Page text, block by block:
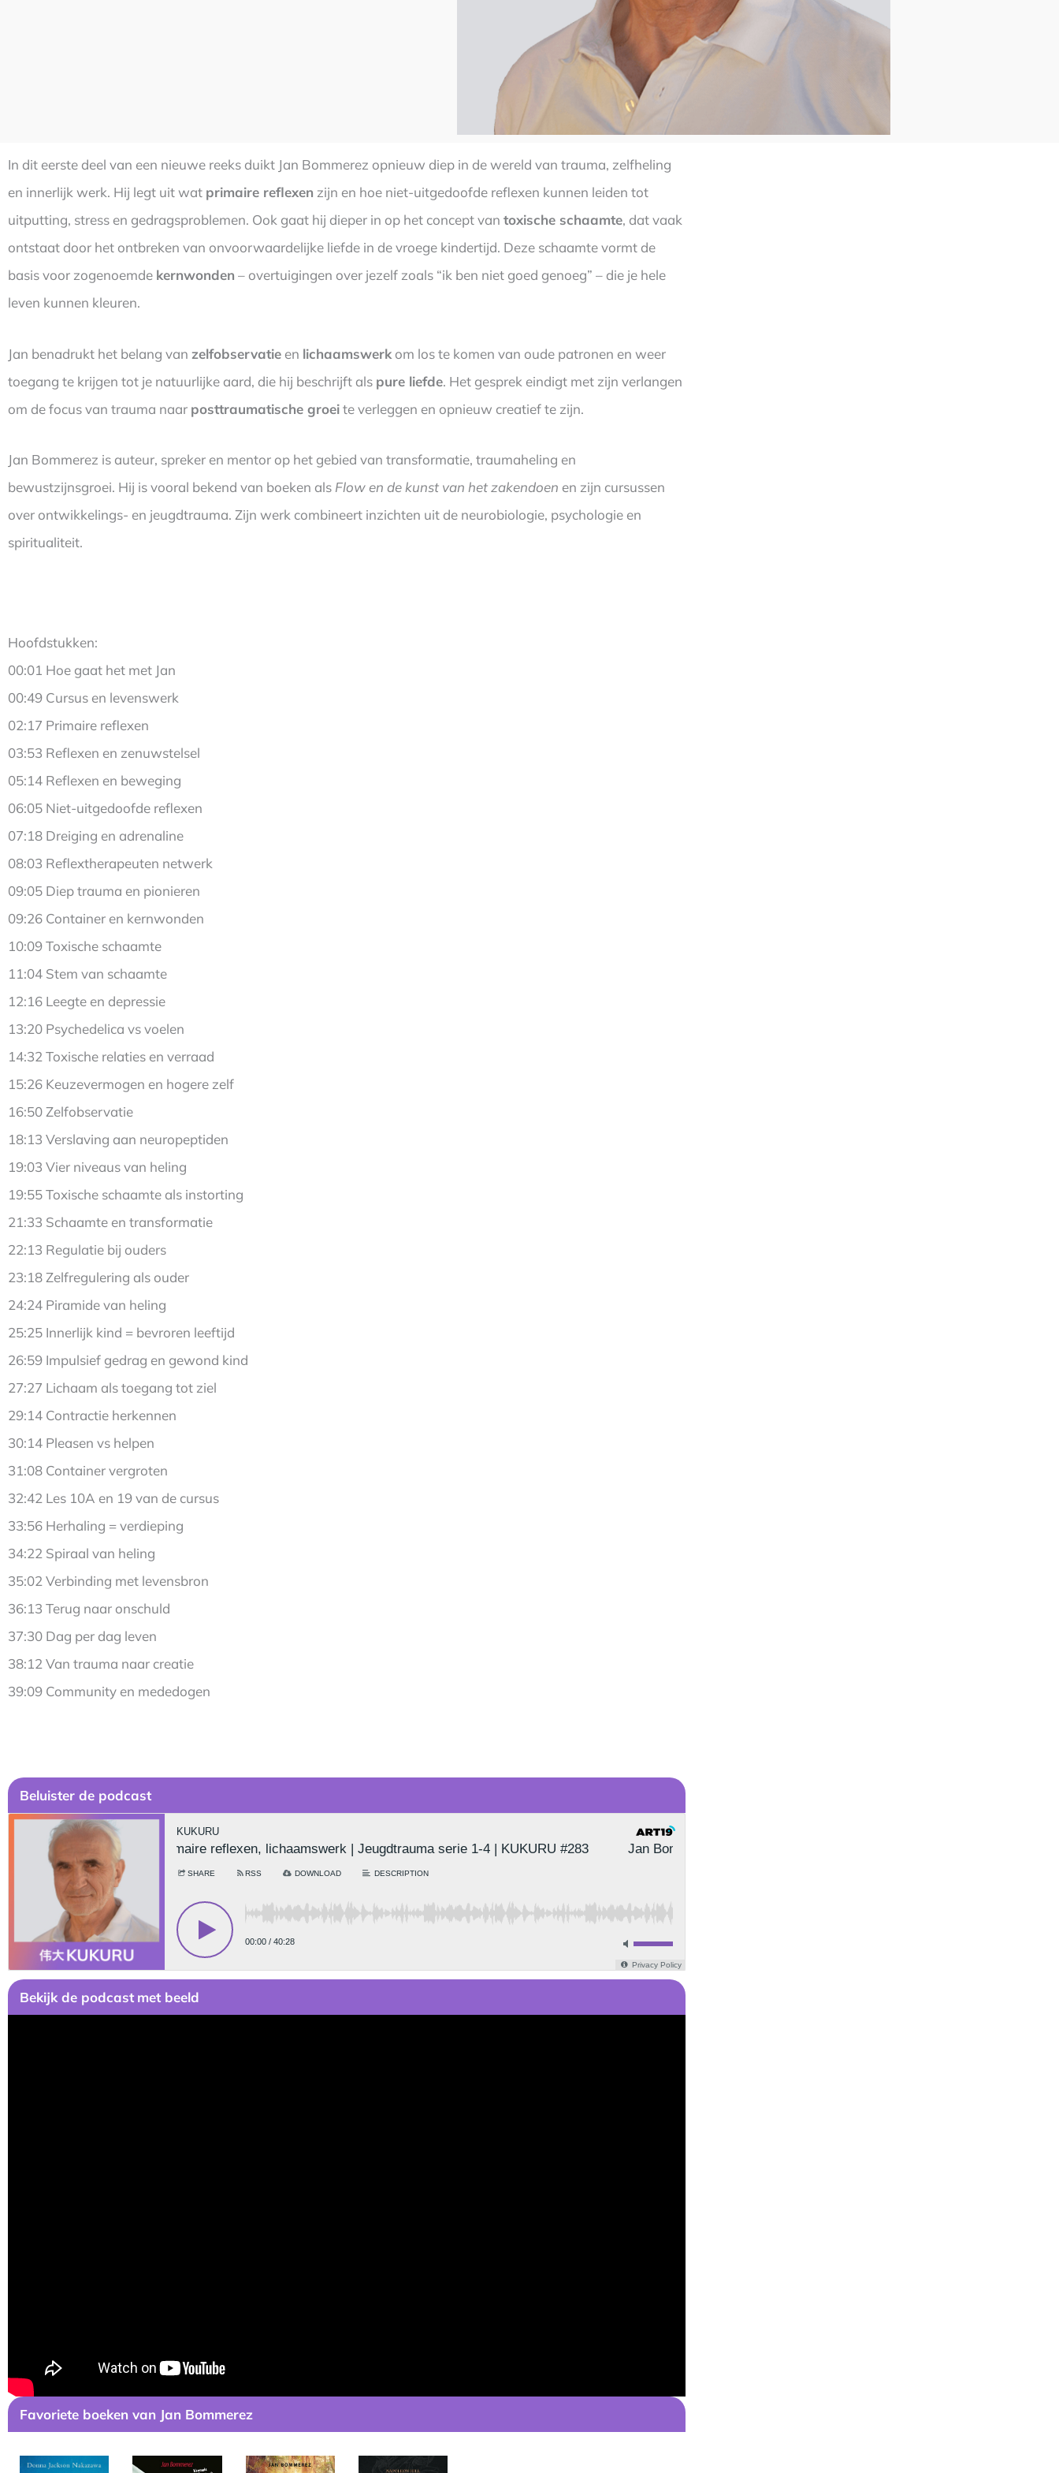
In dit eerste deel van een nieuwe reeks duikt Jan Bommerez opnieuw diep in de wereld van trauma, zelfheling
en innerlijk werk. Hij legt uit wat primaire reflexen zijn en hoe niet-uitgedoofde reflexen kunnen leiden tot
uitputting, stress en gedragsproblemen. Ook gaat hij dieper in op het concept van toxische schaamte, dat vaak
ontstaat door het ontbreken van onvoorwaardelijke liefde in de vroege kindertijd. Deze schaamte vormt de
basis voor zogenoemde kernwonden – overtuigingen over jezelf zoals “ik ben niet goed genoeg” – die je hele
leven kunnen kleuren.
Jan benadrukt het belang van zelfobservatie en lichaamswerk om los te komen van oude patronen en weer
toegang te krijgen tot je natuurlijke aard, die hij beschrijft als pure liefde. Het gesprek eindigt met zijn verlangen
om de focus van trauma naar posttraumatische groeite verleggen en opnieuw creatief te zijn.
Jan Bommerez is auteur, spreker en mentor op het gebied van transformatie, traumaheling en
bewustzijnsgroei. Hij is vooral bekend van boeken als Flow en de kunst van het zakendoen en zijn cursussen
over ontwikkelings- en jeugdtrauma. Zijn werk combineert inzichten uit de neurobiologie, psychologie en
spiritualiteit.
Hoofdstukken:
00:01 Hoe gaat het met Jan
00:49 Cursus en levenswerk
02:17 Primaire reflexen
03:53 Reflexen en zenuwstelsel
05:14 Reflexen en beweging
06:05 Niet-uitgedoofde reflexen
07:18 Dreiging en adrenaline
08:03 Reflextherapeuten netwerk
09:05 Diep trauma en pionieren
09:26 Container en kernwonden
10:09 Toxische schaamte
11:04 Stem van schaamte
12:16 Leegte en depressie
13:20 Psychedelica vs voelen
14:32 Toxische relaties en verraad
15:26 Keuzevermogen en hogere zelf
16:50 Zelfobservatie
18:13 Verslaving aan neuropeptiden
19:03 Vier niveaus van heling
19:55 Toxische schaamte als instorting
21:33 Schaamte en transformatie
22:13 Regulatie bij ouders
23:18 Zelfregulering als ouder
24:24 Piramide van heling
25:25 Innerlijk kind = bevroren leeftijd
26:59 Impulsief gedrag en gewond kind
27:27 Lichaam als toegang tot ziel
29:14 Contractie herkennen
30:14 Pleasen vs helpen
31:08 Container vergroten
32:42 Les 10A en 19 van de cursus
33:56 Herhaling = verdieping
34:22 Spiraal van heling
35:02 Verbinding met levensbron
36:13 Terug naar onschuld
37:30 Dag per dag leven
38:12 Van trauma naar creatie
39:09 Community en mededogen
Beluister de podcast
Bekijk de podcast met beeld
Favoriete boeken van Jan Bommerez